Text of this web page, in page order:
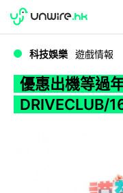
WWDC 2026
科技娛樂 遊戲情報
優惠出機等過
DRIVECLUB/